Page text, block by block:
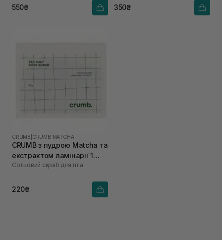
550₴ 350₴
CRUMB CRUMB MATCHA
CRUMB з пудрою Matcha та
екстрактом ламінарії 1
саше х 60 г
Сольовий скраб для тіла
220₴